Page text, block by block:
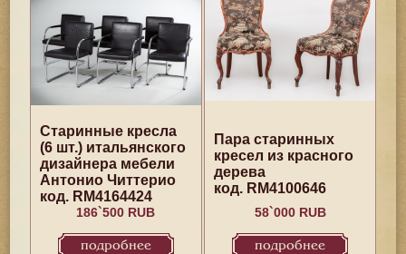
Старинные кресла
(6 шт.) итальянского
дизайнера мебели
Антонио Читтерио
код. RM4164424
186`500 RUB
подробнее
Пара старинных
кресел из красного
дерева
код. RM4100646
58`000 RUB
подробнее